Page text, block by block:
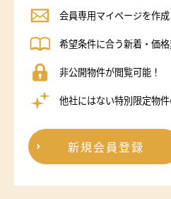
会員専用マイページを作成
希望条件に合う新着・価
非公開物件が閲覧可能！
他社にはない特別限定物
新規会員登録